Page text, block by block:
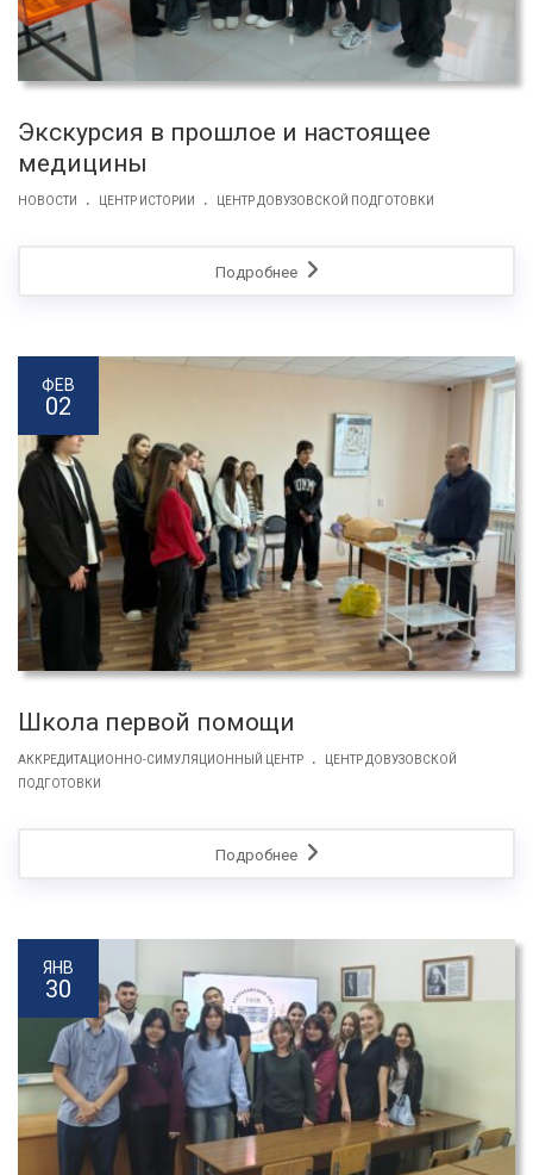
Экскурсия в прошлое и настоящее
медицины
НОВОСТИ . ЦЕНТР ИСТОРИИ . ЦЕНТР ДОВУЗОВСКОЙ ПОДГОТОВКИ
Подробнее
ФЕВ
02
Школа первой помощи
АККРЕДИТАЦИОННО-СИМУЛЯЦИОННЫЙ ЦЕНТР .
ЦЕНТР ДОВУЗОВСКОЙ
ПОДГОТОВКИ
Подробнее
ЯНВ
30